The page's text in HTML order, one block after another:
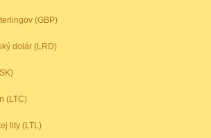
(GBP)
dolár (LRD)
(LTC)
lity (LTL)